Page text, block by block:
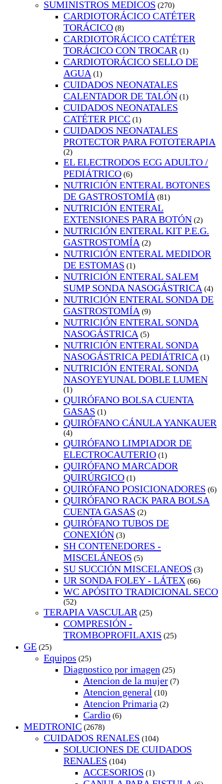
SUMINISTROS MEDICOS (270)
CARDIOTORÁCICO CATÉTER
TORÁCICO (8)
CARDIOTORÁCICO CATÉTER
TORÁCICO CON TROCAR (1)
CARDIOTORÁCICO SELLO DE
AGUA (1)
CUIDADOS NEONATALES
CALENTADOR DE TALÓN (1)
CUIDADOS NEONATALES
CATÉTER PICC (1)
CUIDADOS NEONATALES
PROTECTOR PARA FOTOTERAPIA
(2)
EL ELECTRODOS ECG ADULTO /
PEDIÁTRICO (6)
NUTRICIÓN ENTERAL BOTONES
DE GASTROSTOMÍA (81)
NUTRICIÓN ENTERAL
EXTENSIONES PARA BOTÓN (2)
NUTRICIÓN ENTERAL KIT P.E.G.
GASTROSTOMÍA (2)
NUTRICIÓN ENTERAL MEDIDOR
DE ESTOMAS (1)
NUTRICIÓN ENTERAL SALEM
SUMP SONDA NASOGÁSTRICA (4)
NUTRICIÓN ENTERAL SONDA DE
GASTROSTOMÍA (9)
NUTRICIÓN ENTERAL SONDA
NASOGÁSTRICA (5)
NUTRICIÓN ENTERAL SONDA
NASOGÁSTRICA PEDIÁTRICA (1)
NUTRICIÓN ENTERAL SONDA
NASOYEYUNAL DOBLE LUMEN
(1)
QUIRÓFANO BOLSA CUENTA
GASAS (1)
QUIRÓFANO CÁNULA YANKAUER
(4)
QUIRÓFANO LIMPIADOR DE
ELECTROCAUTERIO (1)
QUIRÓFANO MARCADOR
QUIRÚRGICO (1)
QUIRÓFANO POSICIONADORES (6)
QUIRÓFANO RACK PARA BOLSA
CUENTA GASAS (2)
QUIRÓFANO TUBOS DE
CONEXIÓN (3)
SH CONTENEDORES -
MISCELÁNEOS (5)
SU SUCCIÓN MISCELANEOS (3)
UR SONDA FOLEY - LÁTEX (66)
WC APÓSITO TRADICIONAL SECO
(52)
TERAPIA VASCULAR (25)
COMPRESIÓN -
TROMBOPROFILAXIS (25)
GE (25)
Equipos (25)
Diagnostico por imagen (25)
Atencion de la mujer (7)
Atencion general (10)
Atencion Primaria (2)
Cardio (6)
MEDTRONIC (2678)
CUIDADOS RENALES (104)
SOLUCIONES DE CUIDADOS
RENALES (104)
ACCESORIOS (1)